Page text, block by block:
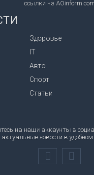
ссылки на
Здоровье
IT
Авто
Спорт
Статьи
на наши аккаунты в
актуальные новости в